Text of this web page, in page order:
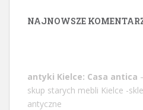
NAJNOWSZE
antyki Kielce: Casa antica
skup starych mebli Kielce -
antyczne